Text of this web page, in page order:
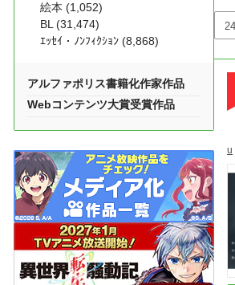
u
絵本 (1,052)
BL (31,474)
ｴｯｾｲ・ﾉﾝﾌｨｸｼｮﾝ (8,868)
アルファポリス書籍化作家作品
Webコンテンツ大賞受賞作品